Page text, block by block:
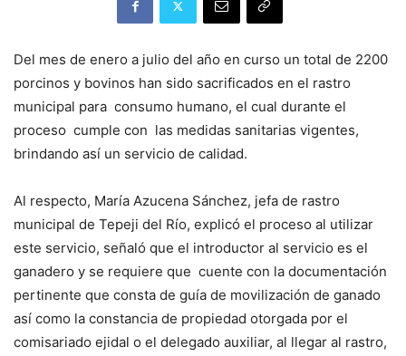
Del mes de enero a julio del año en curso un total de 2200
porcinos y bovinos han sido sacrificados en el rastro
municipal para consumo humano, el cual durante el
proceso cumple con las medidas sanitarias vigentes,
brindando así un servicio de calidad.
Al respecto, María Azucena Sánchez, jefa de rastro
municipal de Tepeji del Río, explicó el proceso al utilizar
este servicio, señaló que el introductor al servicio es el
ganadero y se requiere que cuente con la documentación
pertinente que consta de guía de movilización de ganado
así como la constancia de propiedad otorgada por el
comisariado ejidal o el delegado auxiliar, al llegar al rastro,